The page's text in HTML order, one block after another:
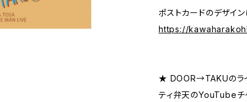
ポストカードのデザイ
https://
★ DOOR→TAKUのライ
ティ弁天のYouTubeチ